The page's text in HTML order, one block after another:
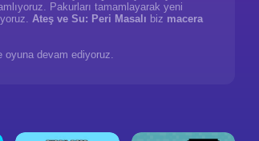
Pakurları tamamlayarak yeni
Ateş ve Su: Peri Masalı biz macera
oyuna devam ediyoruz.